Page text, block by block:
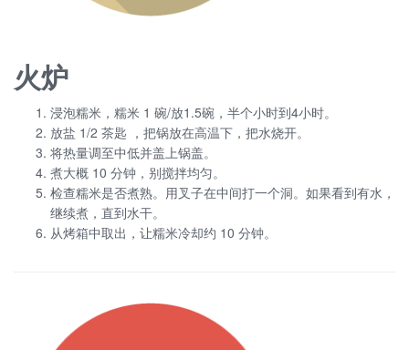
火炉
浸泡糯米，糯米 1 碗/放1.5碗，半个小时到4小时。
放盐 1/2 茶匙 ，把锅放在高温下，把水烧开。
将热量调至中低并盖上锅盖。
煮大概 10 分钟，别搅拌均匀。
检查糯米是否煮熟。用叉子在中间打一个洞。如果看到有水，
继续煮，直到水干。
从烤箱中取出，让糯米冷却约 10 分钟。